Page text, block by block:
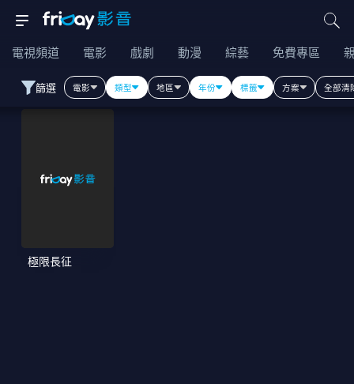
電視頻道 電影 戲劇 動漫 綜藝 免費專區
篩選 電影 類型 地區 年份 標籤 方案 全部清
極限長征